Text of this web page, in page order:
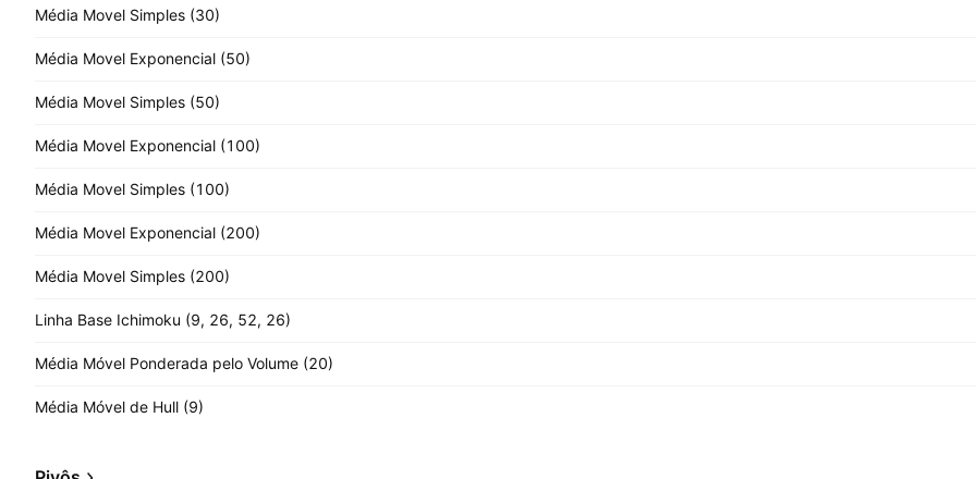
Média Movel Simples (30)
Média Movel Exponencial (50)
Média Movel Simples (50)
Média Movel Exponencial (100)
Média Movel Simples (100)
Média Movel Exponencial (200)
Média Movel Simples (200)
Linha Base Ichimoku (9, 26, 52, 26)
Média Móvel Ponderada pelo Volume (20)
Média Móvel de Hull (9)